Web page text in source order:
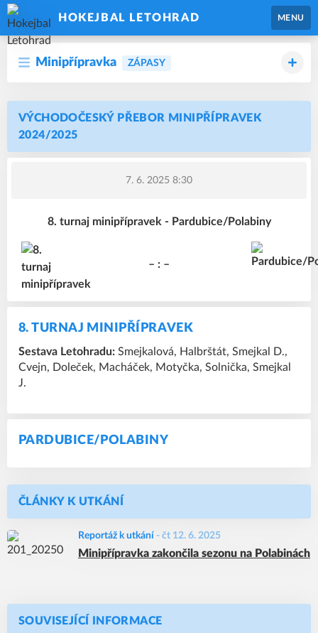
HOKEJBAL LETOHRAD MENU
Minipřípravka ZÁPASY
VÝCHODOČESKÝ PŘEBOR MINIPŘÍPRAVEK
2024/2025
7. 6. 2025 8:30
8. turnaj minipřípravek - Pardubice/Polabiny
– : –
8. TURNAJ MINIPŘÍPRAVEK
Sestava Letohradu: Smejkalová, Halbrštát, Smejkal D.,
Cvejn, Doleček, Macháček, Motyčka, Solnička, Smejkal
J.
PARDUBICE/POLABINY
ČLÁNKY K UTKÁNÍ
Reportáž k utkání - čt 12. 6. 2025
Minipřípravka zakončila sezonu na Polabinách
SOUVISEJÍCÍ INFORMACE